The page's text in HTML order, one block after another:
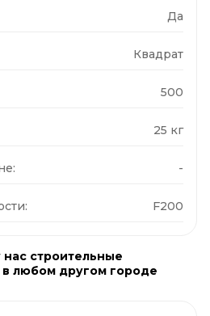
Да
Квадрат
500
25 кг
-
F200
нас строительные
любом другом городе